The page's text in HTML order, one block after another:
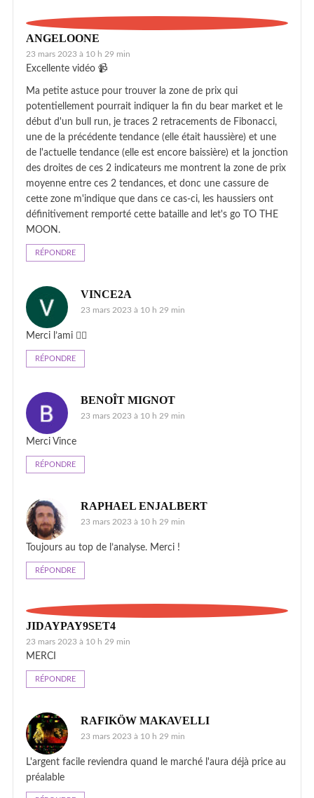
ANGELOONE
23 mars 2023 à 10 h 29 min
Excellente vidéo 📹
Ma petite astuce pour trouver la zone de prix qui
potentiellement pourrait indiquer la fin du bear market et le
début d'un bull run, je traces 2 retracements de Fibonacci,
une de la précédente tendance (elle était haussière) et une
de l'actuelle tendance (elle est encore baissière) et la jonction
des droites de ces 2 indicateurs me montrent la zone de prix
moyenne entre ces 2 tendances, et donc une cassure de
cette zone m'indique que dans ce cas-ci, les haussiers ont
définitivement remporté cette bataille and let's go TO THE
MOON.
RÉPONDRE
VINCE2A
23 mars 2023 à 10 h 29 min
Merci l’ami ✌🏻
RÉPONDRE
BENOÎT MIGNOT
23 mars 2023 à 10 h 29 min
Merci Vince
RÉPONDRE
RAPHAEL ENJALBERT
23 mars 2023 à 10 h 29 min
Toujours au top de l’analyse. Merci !
RÉPONDRE
JIDAYPAY9SET4
23 mars 2023 à 10 h 29 min
MERCI
RÉPONDRE
RAFIKÖW MAKAVELLI
23 mars 2023 à 10 h 29 min
L'argent facile reviendra quand le marché l'aura déjà price au
préalable